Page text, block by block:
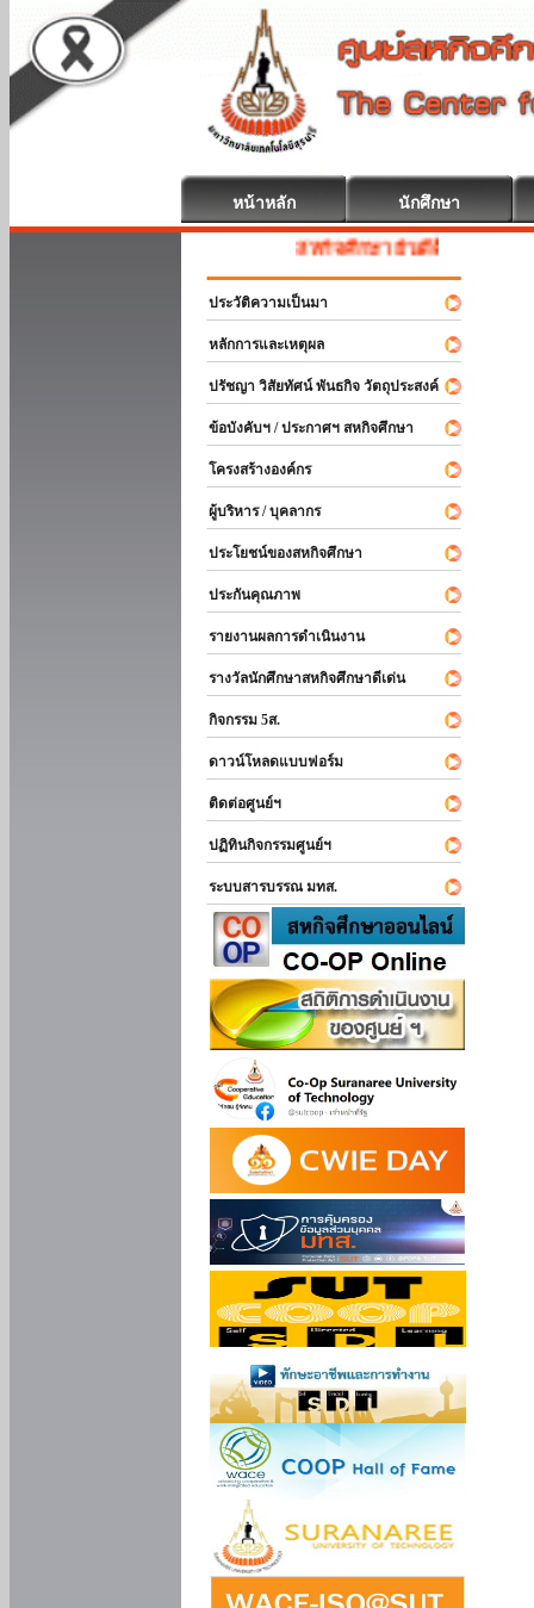
หน้าหลัก นักศึกษา
สหกิจศึกษา ยินดีต้อนรับ
ประวัติความเป็นมา
หลักการและเหตุผล
ปรัชญา วิสัยทัศน์ พันธกิจ วัตถุประสงค์
ข้อบังคับฯ / ประกาศฯ สหกิจศึกษา
โครงสร้างองค์กร
ผู้บริหาร / บุคลากร
ประโยชน์ของสหกิจศึกษา
ประกันคุณภาพ
รายงานผลการดำเนินงาน
รางวัลนักศึกษาสหกิจศึกษาดีเด่น
กิจกรรม 5ส.
ดาวน์โหลดแบบฟอร์ม
ติดต่อศูนย์ฯ
ปฏิทินกิจกรรมศูนย์ฯ
ระบบสารบรรณ มทส.